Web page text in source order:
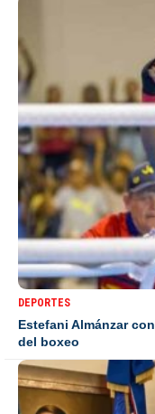
DEPORTES
Estefani Almánzar
del boxeo